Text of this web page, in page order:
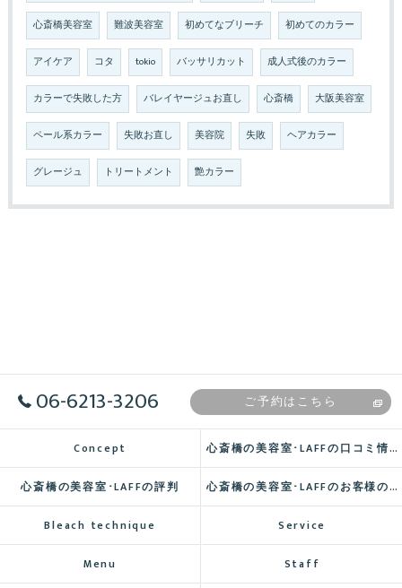
心斎橋美容室 難波美容室 初めてなブリーチ 初めてのカラー
アイケア コタ tokio バッサリカット 成人式後のカラー
カラーで失敗した方 バレイヤージュお直し 心斎橋 大阪美容室
ペール系カラー 失敗お直し 美容院 失敗 ヘアカラー
グレージュ トリートメント 艶カラー
06-6213-3206 ご予約はこちら
Concept 心斎橋の美容室･LAFFの口コミ情報
心斎橋の美容室･LAFFの評判 心斎橋の美容室･LAFFのお客様の声
Bleach technique Service
Menu Staff